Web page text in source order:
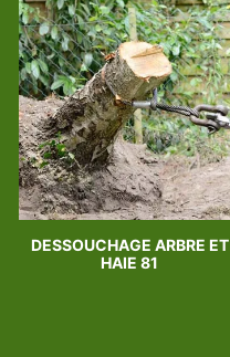
DESSOUCHAGE ARBRE ET
HAIE 81